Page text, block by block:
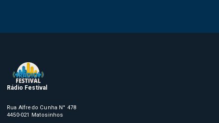
Rádio Festival
Rua Alfredo Cunha N° 478
4450-021 Matosinhos